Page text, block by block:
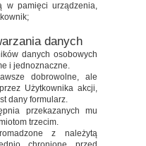
w pamięci urządzenia,
danych
danych osobowych
i jednoznaczne.
dobrowolne, ale
Użytkownika akcji,
dany formularz.
przekazanych mu
trzecim.
z należytą